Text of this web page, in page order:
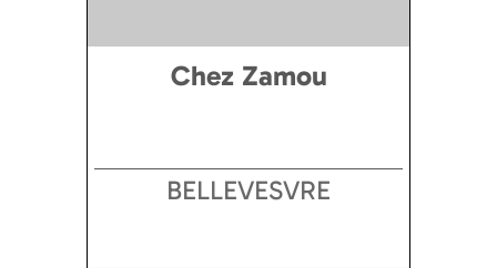
Chez Zamou
BELLEVESVRE